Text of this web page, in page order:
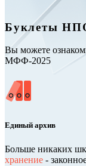
Буклеты
Вы можете
МФФ-2025
Единый архив
Больше никаких
хранение -